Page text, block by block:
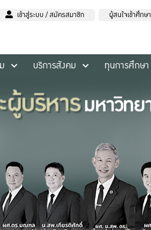
เข้าสู่ระบบ / สมัครสมาชิก ผู้สนใจเข้าศึกษา
บริการสังคม ทุนการศึกษา